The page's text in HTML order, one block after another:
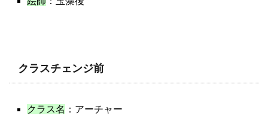
クラスチェンジ前
クラス名 ：アーチャー